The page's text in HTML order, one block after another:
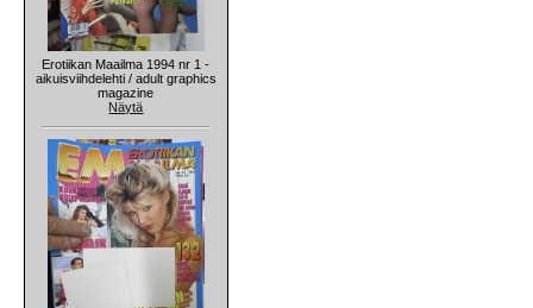
Erotiikan Maailma 1994 nr 1 -
aikuisviihdelehti / adult graphics
magazine
Näytä